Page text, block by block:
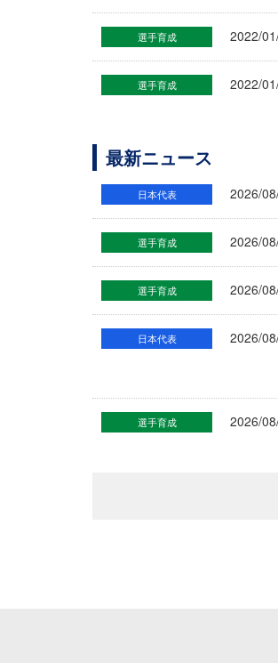
選手育成 2022/
選手育成 2022/
最新ニュース
日本代表 2026/
選手育成 2026/
選手育成 2026/
日本代表 2026/
選手育成 2026/